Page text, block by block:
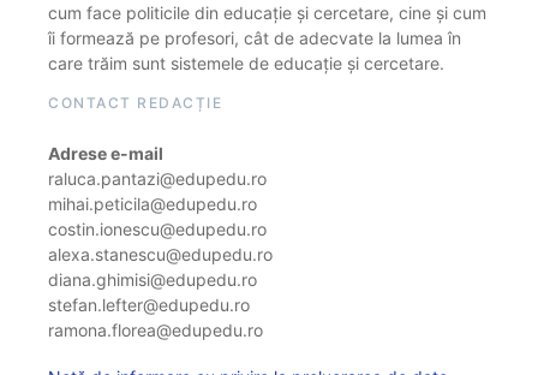
cum face politicile din educație și cercetare, cine și cum
îi formează pe profesori, cât de adecvate la lumea în
care trăim sunt sistemele de educație și cercetare.
CONTACT REDACȚIE
Adrese e-mail
raluca.pantazi@edupedu.ro
mihai.peticila@edupedu.ro
costin.ionescu@edupedu.ro
alexa.stanescu@edupedu.ro
diana.ghimisi@edupedu.ro
stefan.lefter@edupedu.ro
ramona.florea@edupedu.ro